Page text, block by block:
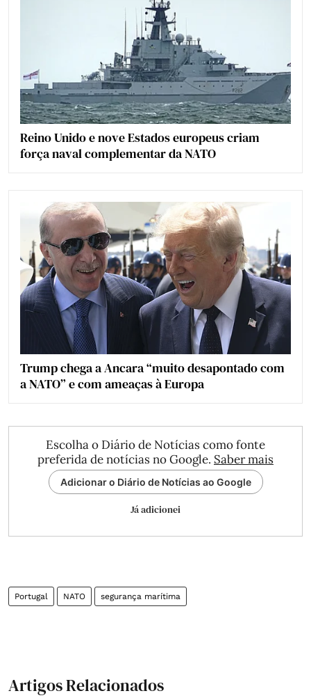
Reino Unido e nove Estados europeus criam
força naval complementar da NATO
Trump chega a Ancara “muito desapontado com
a NATO” e com ameaças à Europa
Escolha o Diário de Notícias como fonte
preferida de notícias no Google. Saber mais
Adicionar o Diário de Notícias ao Google
Já adicionei
Portugal NATO segurança marítima
Artigos Relacionados